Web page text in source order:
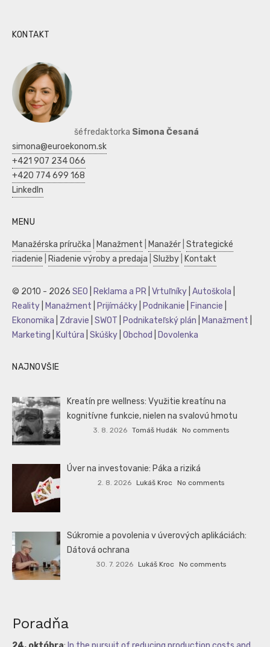
KONTAKT
šéfredaktorka Simona Česaná
simona@euroekonom.sk
+421 907 234 066
+420 774 699 168
LinkedIn
MENU
Manažérska príručka Manažment Manažér Strategické
riadenie
Riadenie výroby a predaja Služby Kontakt
© 2010 - 2026 SEO Reklama a PR Vrtuľníky Autoškola
Reality
Manažment Prijímáčky Podnikanie Financie
Ekonomika
Zdravie SWOT Podnikateľský plán Manažment
Marketing
Kultúra Skúšky Obchod Dovolenka
NAJNOVŠIE
Kreatín pre wellness: Využitie kreatínu na
kognitívne funkcie, nielen na svalovú hmotu
3. 8. 2026 Tomáš Hudák No comments
Úver na investovanie: Páka a riziká
2. 8. 2026 Lukáš Kroc No comments
Súkromie a povolenia v úverových aplikáciách:
Dátová ochrana
30. 7. 2026 Lukáš Kroc No comments
Poradňa